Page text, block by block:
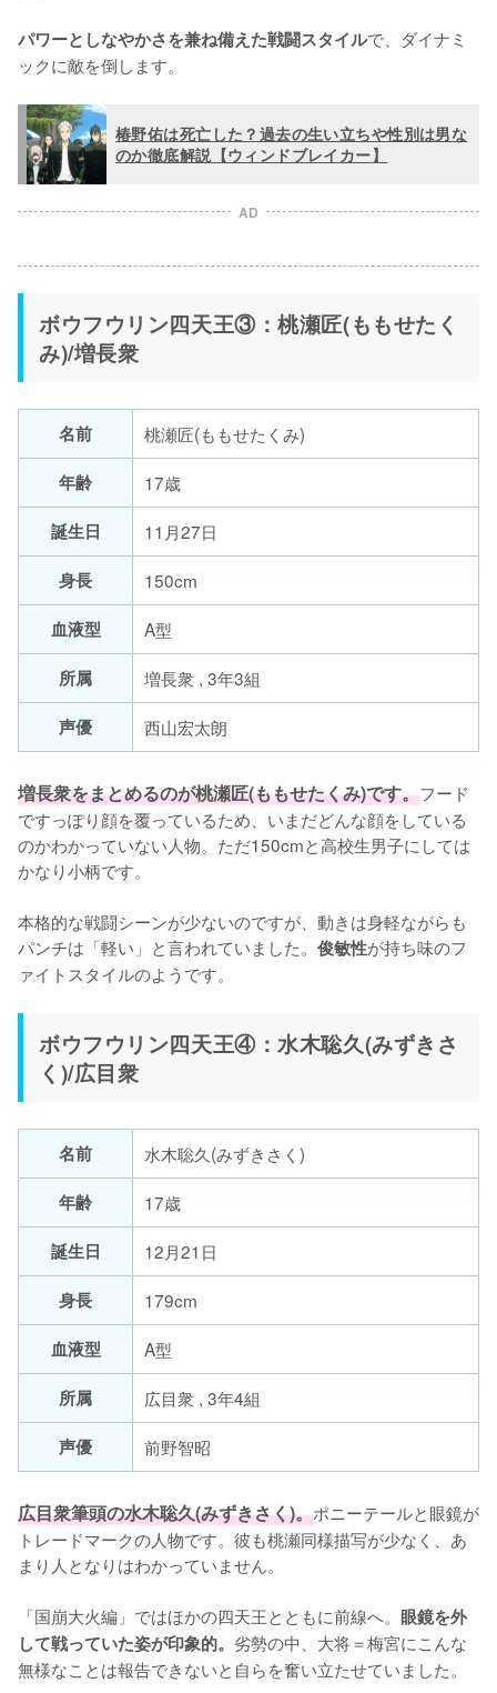
パワーとしなやかさを兼ね備えた戦闘スタイルで、ダイナミ
ックに敵を倒します。
椿野佑は死亡した？過去の生い立ちや性別は男な
のか徹底解説【ウィンドブレイカー】
AD
ボウフウリン四天王③：桃瀬匠(ももせたく
み)/増長衆
名前
桃瀬匠(ももせたくみ)
年齢
17歳
誕生日
11月27日
身長
150cm
血液型
A型
所属
増長衆 , 3年3組
声優
西山宏太朗
増長衆をまとめるのが桃瀬匠(ももせたくみ)です。フード
ですっぽり顔を覆っているため、いまだどんな顔をしている
のかわかっていない人物。ただ150cmと高校生男子にしては
かなり小柄です。
本格的な戦闘シーンが少ないのですが、動きは身軽ながらも
パンチは「軽い」と言われていました。 俊敏性が持ち味のフ
ァイトスタイルのようです。
ボウフウリン四天王④：水木聡久(みずきさ
く)/広目衆
名前
水木聡久(みずきさく)
年齢
17歳
誕生日
12月21日
身長
179cm
血液型
A型
所属
広目衆 , 3年4組
声優
前野智昭
広目衆筆頭の水木聡久(みずきさく)。ポニーテールと眼鏡が
トレードマークの人物です。彼も桃瀬同様描写が少なく、あ
まり人となりはわかっていません。
「国崩大火編」ではほかの四天王とともに前線へ。 眼鏡を外
して戦っていた姿が印象的。 劣勢の中、大将＝梅宮にこんな
無様なことは報告できないと自らを奮い立たせていました。